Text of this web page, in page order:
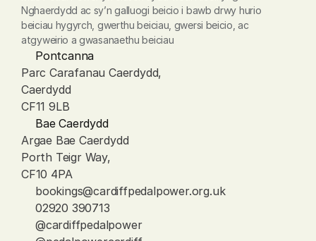
Nghaerdydd ac sy’n galluogi beicio i bawb drwy hurio
beiciau hygyrch, gwerthu beiciau, gwersi beicio, ac
atgyweirio a gwasanaethu beiciau
Pontcanna
Parc Carafanau Caerdydd,
Caerdydd
CF11 9LB
Bae Caerdydd
Argae Bae Caerdydd
Porth Teigr Way,
CF10 4PA
bookings@cardiffpedalpower.org.uk
02920 390713
@cardiffpedalpower